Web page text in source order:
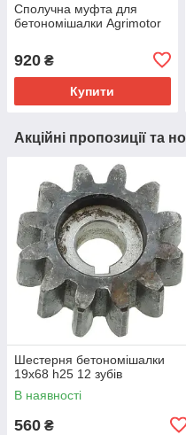
Сполучна муфта для
бетономішалки Agrimotor
920 ₴
Купити
Акційні пропозиції та
Шестерня бетономішалки
19х68 h25 12 зубів
В наявності
560 ₴